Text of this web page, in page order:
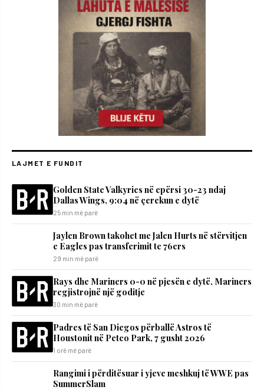
LAJMET E FUNDIT
Golden State Valkyries në epërsi 30-23 ndaj
Dallas Wings, 9:04 në çerekun e dytë
25 min më parë
Jaylen Brown takohet me Jalen Hurts në stërvitjen
e Eagles pas transferimit te 76ers
29 min më parë
Rays dhe Mariners 0-0 në pjesën e dytë, Mariners
regjistrojnë një goditje
30 min më parë
Padres të San Diegos përballë Astros të
Houstonit në Petco Park, 7 gusht 2026
1 orë më parë
Rangimi i përditësuar i yjeve meshkuj të WWE pas
SummerSlam